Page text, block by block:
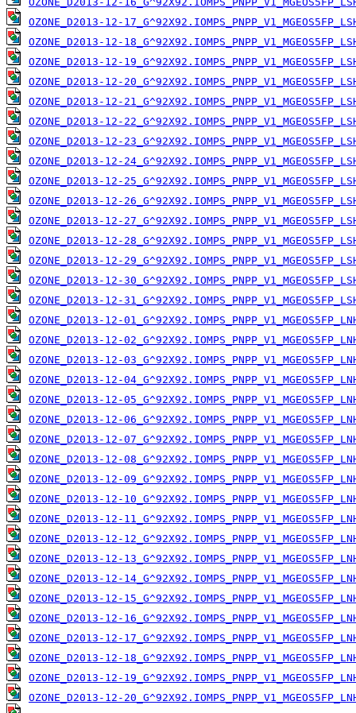
OZONE_D2013-12-
OZONE_D2013-12-
OZONE_D2013-12-
OZONE_D2013-12-
OZONE_D2013-12-
OZONE_D2013-12-
OZONE_D2013-12-
OZONE_D2013-12-
OZONE_D2013-12-
OZONE_D2013-12-
OZONE_D2013-12-
OZONE_D2013-12-
OZONE_D2013-12-
OZONE_D2013-12-
OZONE_D2013-12-
OZONE_D2013-12-
OZONE_D2013-12-
OZONE_D2013-12-
OZONE_D2013-12-
OZONE_D2013-12-
OZONE_D2013-12-
OZONE_D2013-12-
OZONE_D2013-12-
OZONE_D2013-12-
OZONE_D2013-12-
OZONE_D2013-12-
OZONE_D2013-12-
OZONE_D2013-12-
OZONE_D2013-12-
OZONE_D2013-12-
OZONE_D2013-12-
OZONE_D2013-12-
OZONE_D2013-12-
OZONE_D2013-12-
OZONE_D2013-12-